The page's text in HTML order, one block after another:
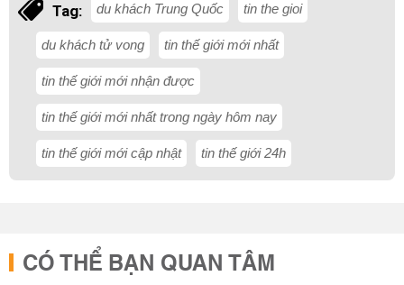
Tag: du khách Trung Quốc tin the gioi
du khách tử vong tin thế giới mới nhất
tin thế giới mới nhận được
tin thế giới mới nhất trong ngày hôm nay
tin thế giới mới cập nhật tin thế giới 24h
CÓ THỂ BẠN QUAN TÂM